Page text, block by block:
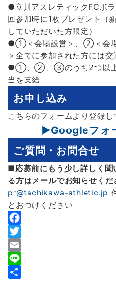
●立川アスレティックFCボ
回参加時に1枚プレゼント（
していただいた方限定）
●①＜会場設営＞、②＜会
＞全てに参加された方には
●①、②、③のうち2つ以上
当を支給
お申し込み
こちらのフォームより登録
▶Googleフォ
ご質問・お問合せ
■応募前にもう少し詳しく聞
る方はメールでお知らせくだ
pr@tachikawa-athletic.jp
とおつけください
F
a
c
e
T
w
E
m
L